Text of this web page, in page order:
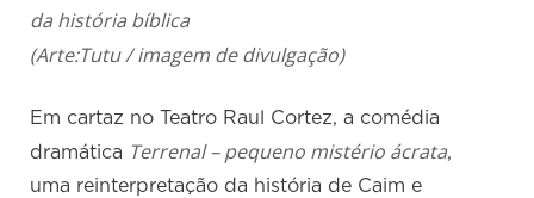
da história bíblica
(Arte:Tutu / imagem de divulgação)
Em cartaz no Teatro Raul Cortez, a comédia
dramática Terrenal – pequeno mistério ácrata,
uma reinterpretação da história de Caim e